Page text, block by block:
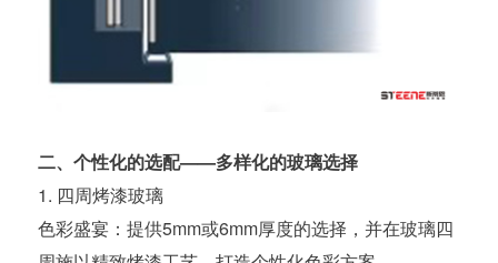
二、个性化的选配——多样化的玻璃选择
1. 四周烤漆玻璃
色彩盛宴：提供5mm或6mm厚度的选择，并在玻璃四